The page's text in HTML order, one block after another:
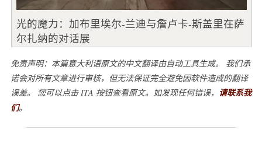
光的魔力：加布里埃尔-兰迪与詹卢卡-斯盖里在萨
尔扎纳的对话展
免责声明：本篇意大利语原文的中文翻译由自动工具生成。 我们承
诺会对所有文章进行审核，但无法保证完全避免因软件造成的翻译
误差。 您可以点击 ITA 按钮查看原文。如发现任何错误， 请联系我
们。